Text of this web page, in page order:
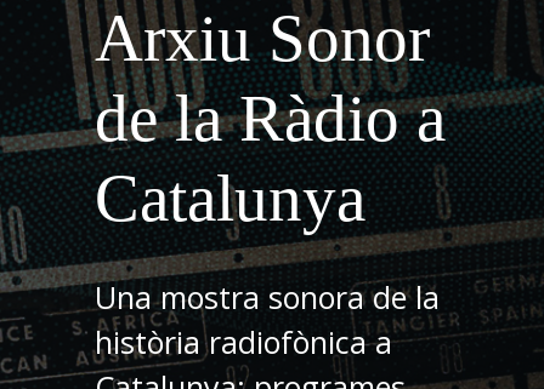
Arxiu Sonor
de la Ràdio a
Catalunya
Una mostra sonora de la
història radiofònica a